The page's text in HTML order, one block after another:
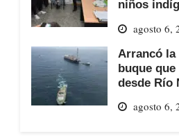
niños
agosto 6,
Arrancó la
buque
desde Río
agosto 6,